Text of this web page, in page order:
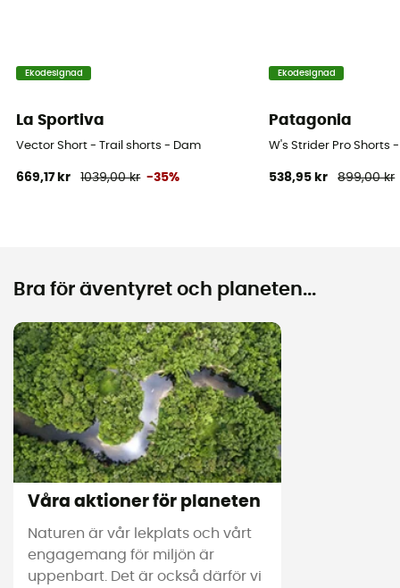
Ekodesignad
La Sportiva
Vector Short - Trail shorts - Dam
669,17 kr 1039,00 kr -35%
Ekodesignad
Patagonia
W's Strider Pro Shorts
538,95 kr 899,00 kr
Bra för äventyret och planeten...
Våra aktioner för planeten
Naturen är vår lekplats och vårt
engagemang för miljön är
uppenbart. Det är också därför vi